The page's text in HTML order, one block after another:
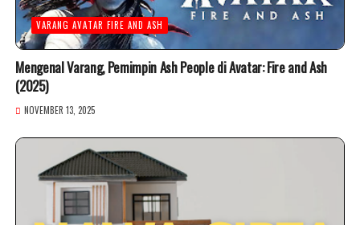
VARANG AVATAR FIRE AND ASH
Mengenal Varang, Pemimpin Ash People di Avatar: Fire and Ash
(2025)
NOVEMBER 13, 2025